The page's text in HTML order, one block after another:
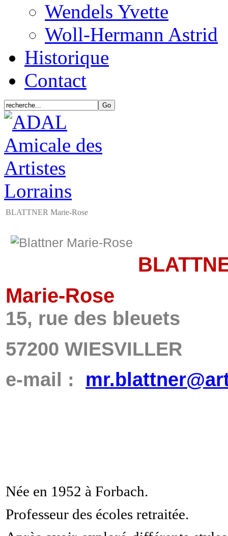
Wendels Yvette
Woll-Hermann Astrid
Historique
Contact
BLATTNER Marie-Rose
Marie-Rose
15, rue des bleuets
57200 WIESVILLER
e-mail :
Née en 1952 à Forbach.
Professeur des écoles retraitée.